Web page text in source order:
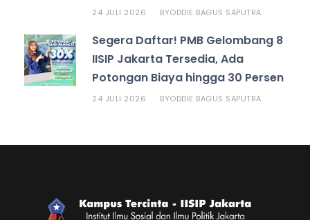
24 JULI 2026 BYODDIE BAGUS SAPUTRA
Segera Daftar! PMB Gelombang 8
IISIP Jakarta Tersedia, Ada
Potongan Biaya hingga 30 Persen
24 JULI 2026 BYODDIE BAGUS SAPUTRA